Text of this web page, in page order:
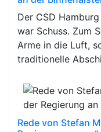
Der CSD
war Schuss. Zum
Arme in die Luft,
traditionelle
Rede von Stefan